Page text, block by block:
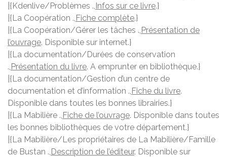
|{Kdenlive/Problèmes ., Infos sur ce livre.}
|{La Coopération ., Fiche complète.}
|{La Coopération/Gérer les tâches ., Présentation de
l’ouvrage. Disponible sur internet.}
|{La documentation/Durées de conservation
., Présentation du livre. A emprunter en bibliothèque.}
|{La documentation/Gestion d’un centre de
documentation et d’information ., Fiche du livre.
Disponible dans toutes les bonnes librairies.}
|{La Mabilière ., Fiche de l’ouvrage. Disponible dans toutes
les bonnes bibliothèques de votre département.}
|{La Mabilière/Les propriétaires de La Mabilière/Famille
de Bustan ., Description de l’éditeur. Disponible sur